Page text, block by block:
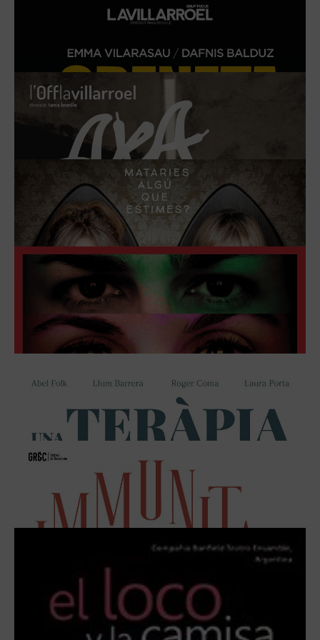
RAPHAËLLE
MÁS INFORMACIÓN
LES IRRESPONSABLES
MÁS INFORMACIÓN
QUI ESTIGUI LLIURE
DEL 11 DE ENERO AL 13 FEBRERO DE 2022
MÁS INFORMACIÓN
L’ORENETA
DEL 18 DE FEBRERO AL 1 MAYO DE 2022
MÁS INFORMACIÓN
A.K.A. (ALSO KNOWN AS)
DEL 25 DE FEBRERO AL 2 ABRIL DE 2022
MÁS INFORMACIÓN
DEL 4 AL 22 MAYO DE 2022
MÁS INFORMACIÓN